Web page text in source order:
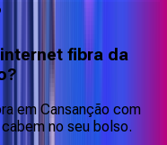
fibra da
em Cansanção com
no seu bolso.